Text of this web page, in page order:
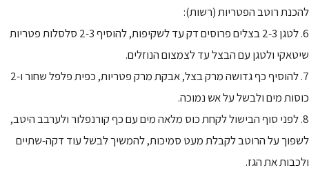
להכנת רוטב הפטריות (רשות):
6. לטגן 2-3 בצלים פרוסים דק עד לשקיפות, להוסיף 2-3 סלסלות פטריות
שיטאקי ולטגן עם הבצל עד לצמצום הנוזלים.
7. להוסיף כף גדושה מרק בצל, אבקת מרק פטריות, כפית פלפל שחור ו-2
כוסות מים ולבשל על אש נמוכה.
8. לפני סוף הבישול לקחת כוס מלאה מים עם כף קורנפלור ולערבב היטב,
לשפוך על הרוטב לקבלת מעט סמיכות, להמשיך לבשל עוד דקה-שתיים
ולכבות את הגז.